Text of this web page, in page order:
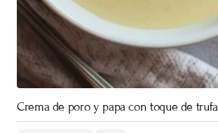
Crema de poro y papa con toque de trufa